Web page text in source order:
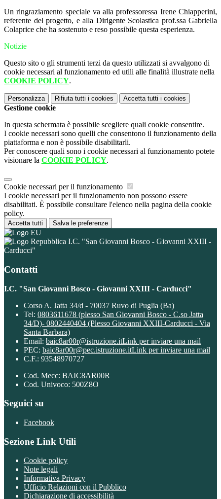
Un ringraziamento speciale va alla professoressa Irene Chiapperini,
referente del progetto, e alla Dirigente Scolastica prof.ssa Gabriella
Colaprice che ha sostenuto e reso possibile questa esperienza.
Notizie
Questo sito o gli strumenti terzi da questo utilizzati si avvalgono di
cookie necessari al funzionamento ed utili alle finalità illustrate nella
COOKIE POLICY.
Personalizza Rifiuta tutti i cookies Accetta tutti i cookies
Gestione cookie
In questa schermata è possibile scegliere quali cookie consentire.
I cookie necessari sono quelli che consentono il funzionamento della
piattaforma e non è possibile disabilitarli.
Per conoscere quali sono i cookie necessari al funzionamento potete
visionare la COOKIE POLICY.
Cookie necessari per il funzionamento
I cookie necessari per il funzionamento non possono essere
disabilitati. È possibile consultare l'elenco nella pagina della cookie
policy.
Accetta tutti Salva le preferenze
I.C. "San Giovanni Bosco - Giovanni XXIII -
Carducci"
Contatti
I.C. "San Giovanni Bosco - Giovanni XXIII - Carducci"
Corso A. Jatta 34/d - 70037 Ruvo di Puglia (Ba)
Tel: 0803611678 (plesso San Giovanni Bosco - C.so Jatta
34/D)- 0802440404 (Plesso Giovanni XXIII-Carducci - Via
Santa Barbara)
Email: baic8ar00r@istruzione.itLink per inviare una mail
PEC: baic8ar00r@pec.istruzione.itLink per inviare una mail
C.F.: 93548970727
Cod. Mecc: BAIC8AR00R
Cod. Univoco: 500Z8O
Seguici su
Facebook
Sezione Link Utili
Cookie policy
Note legali
Informativa Privacy
Ufficio Relazioni con il Pubblico
Dichiarazione di accessibilità